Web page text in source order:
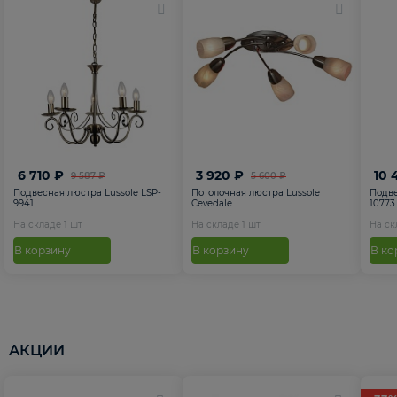
9 587 ₽
6 710 ₽
Подвесная люстра Lussole LSP-
9941
На складе 1 шт
В корзину
5 600 ₽
3 920 ₽
Потолочная люстра Lussole
Cevedale ...
На складе 1 шт
В корзину
10
10773
На
В
АКЦИИ